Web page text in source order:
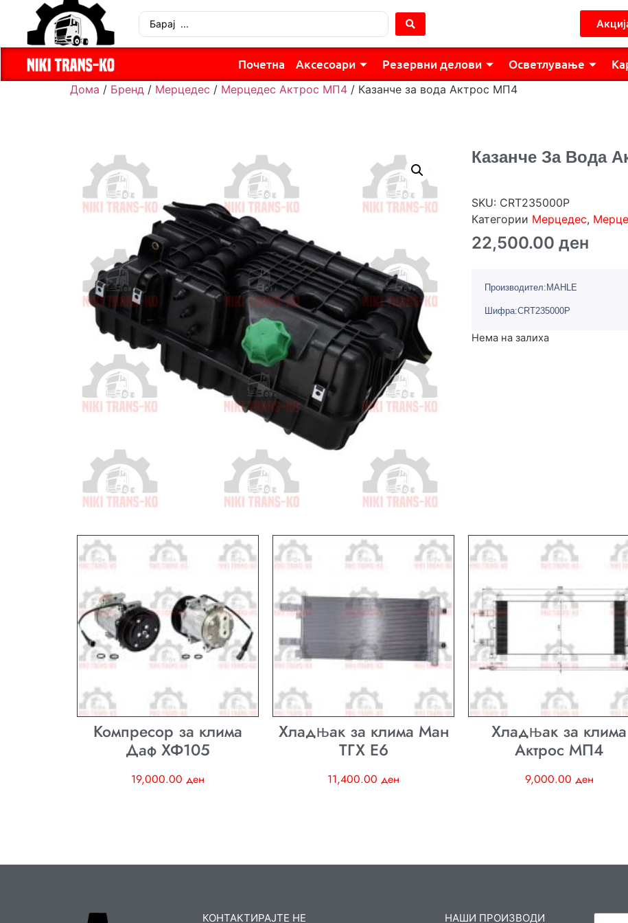
Почетна Аксесоари Резервни делови Осветлување
Дома / Бренд / Мерцедес / Мерцедес Актрос МП4 / Казанче за вода Актрос МП4
Казанче За Вода
SKU: CRT235000P
Категории Мерцедес,
22,500.00 ден
Производител:MAHLE
Шифра:CRT235000P
Нема на залиха
Компресор за клима
Даф ХФ105
19,000.00 ден
Хладњак за клима Ман
ТГХ E6
11,400.00 ден
Хладњак за клима
Актрос МП4
9,000.00 ден
КОНТАКТИРАЈТЕ НЕ НАШИ ПРОИЗВОДИ